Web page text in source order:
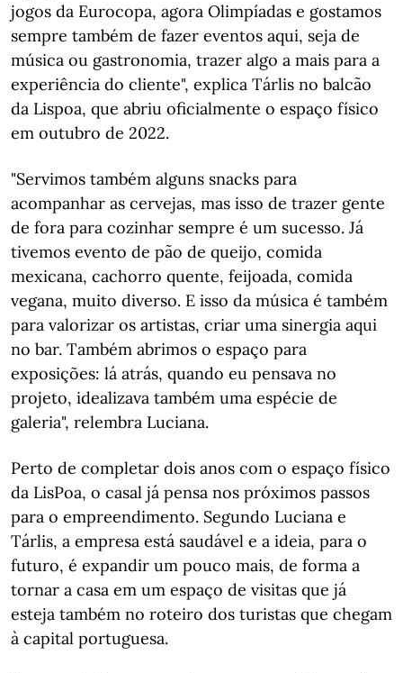
jogos da Eurocopa, agora Olimpíadas e gostamos
sempre também de fazer eventos aqui, seja de
música ou gastronomia, trazer algo a mais para a
experiência do cliente", explica Tárlis no balcão
da Lispoa, que abriu oficialmente o espaço físico
em outubro de 2022.
"Servimos também alguns snacks para
acompanhar as cervejas, mas isso de trazer gente
de fora para cozinhar sempre é um sucesso. Já
tivemos evento de pão de queijo, comida
mexicana, cachorro quente, feijoada, comida
vegana, muito diverso. E isso da música é também
para valorizar os artistas, criar uma sinergia aqui
no bar. Também abrimos o espaço para
exposições: lá atrás, quando eu pensava no
projeto, idealizava também uma espécie de
galeria", relembra Luciana.
Perto de completar dois anos com o espaço físico
da LisPoa, o casal já pensa nos próximos passos
para o empreendimento. Segundo Luciana e
Tárlis, a empresa está saudável e a ideia, para o
futuro, é expandir um pouco mais, de forma a
tornar a casa em um espaço de visitas que já
esteja também no roteiro dos turistas que chegam
à capital portuguesa.